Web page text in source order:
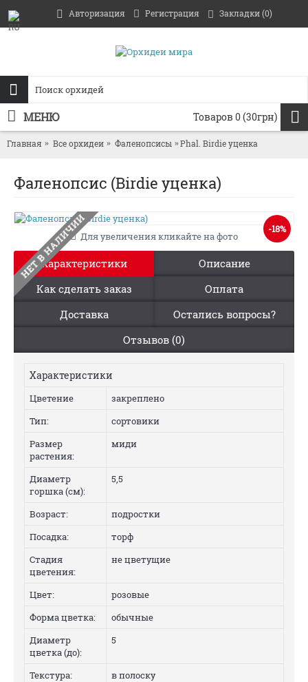
Авторизация Регистрация Закладки (0)
Товаров 0 (30грн)
МЕНЮ
Главная Все орхидеи Фаленопсисы Phal. Birdie уценка
Фаленопсис (Birdie уценка)
-18%
НЕТ В НАЛИЧИИДля увеличения кликайте на фото
Характеристики
Описание
Как сделать заказ
Оплата
Доставка
Остались вопросы?
Отзывов (0)
Характеристики
Цветение
закреплено
Тип:
сортовики
Размер
растения:
миди
Диаметр
горшка (см):
5,5
Возраст:
подростки
Посадка:
торф
Стадия
цветения:
не цветущие
Цвет:
розовые
Форма цветка:
обычные
Диаметр
цветка (до):
5
Текстура:
в полоску